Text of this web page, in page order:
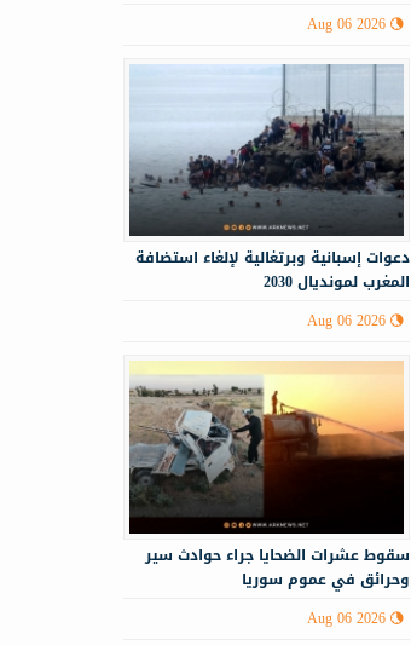
Aug 06 2026
دعوات إسبانية وبرتغالية لإلغاء استضافة
المغرب لمونديال 2030
Aug 06 2026
سقوط عشرات الضحايا جراء حوادث سير
وحرائق في عموم سوريا
Aug 06 2026